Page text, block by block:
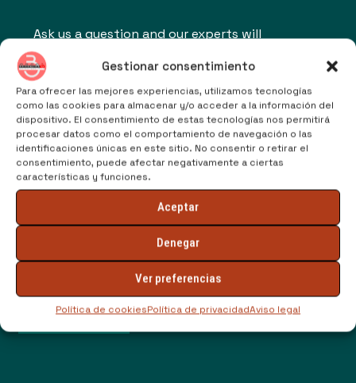
Gestionar consentimiento
Para ofrecer las mejores experiencias, utilizamos tecnologías
como las cookies para almacenar y/o acceder a la información del
dispositivo. El consentimiento de estas tecnologías nos permitirá
procesar datos como el comportamiento de navegación o las
identificaciones únicas en este sitio. No consentir o retirar el
consentimiento, puede afectar negativamente a ciertas
características y funciones.
Aceptar
Denegar
Ver preferencias
Política de cookiesPolítica de privacidadAviso legal
Ask us a question and our experts will
definitely answer you.
He leído y acepto lapolítica de